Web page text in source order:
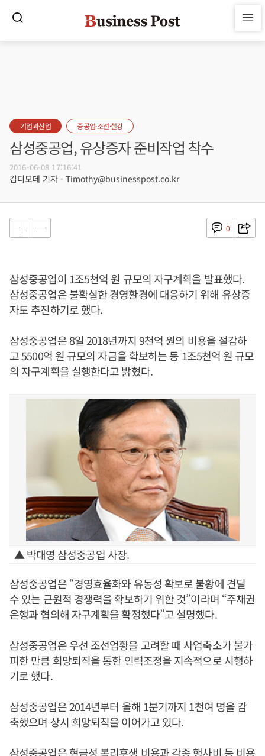
기업과산업 중공업·조선·철강
삼성중공업, 유상증자 준비작업 착수
2016-06-08 17:16:41
김디모데 기자 - Timothy@businesspost.co.kr
0
삼성중공업이 1조5천억 원 규모의 자구계획을 발표했다.
삼성중공업은 불확실한 경영환경에 대응하기 위해 유상증
자도 추진하기로 했다.
삼성중공업은 8일 2018년까지 9천억 원의 비용을 절감하
고 5500억 원 규모의 자금을 확보하는 등 1조5천억 원 규모
의 자구계획을 실행한다고 밝혔다.
▲ 박대영 삼성중공업 사장.
삼성중공업은 “경영효율화와 유동성 확보로 불황에 견딜
수 있는 근원적 경쟁력을 확보하기 위한 것”이라며 “주채권
은행과 협의해 자구계획을 확정했다”고 설명했다.
삼성중공업은 우선 조선업황을 고려할 때 사업축소가 불가
피한 만큼 희망퇴직을 통한 인력조정을 지속적으로 시행하
기로 했다.
삼성중공업은 2014년부터 올해 1분기까지 1천여 명을 감
축했으며 상시 희망퇴직을 이어가고 있다.
삼성중공업은 현금성 복리후생 비용과 각종 행사비 등 비용